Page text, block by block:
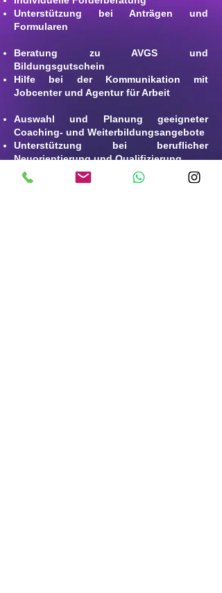
Unterstützung bei Anträgen und
Formularen
Beratung zu AVGS und
Bildungsgutschein
Hilfe bei der Kommunikation mit
Jobcenter und Agentur für Arbeit
Auswahl und Planung geeigneter
Coaching- und Weiterbildungsangebote
Unterstützung bei beruflicher
Neuorientierung und Qualifizierung
Viele Coaching- und